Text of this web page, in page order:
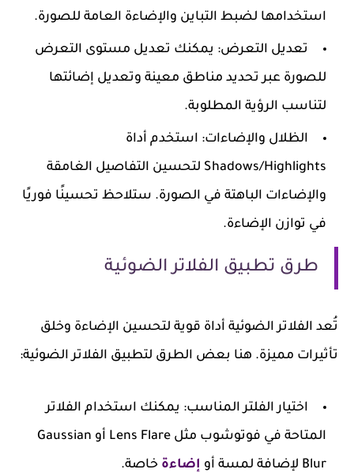
استخدامها لضبط التباين والإضاءة العامة للصورة.
تعديل التعرض: يمكنك تعديل مستوى التعرض
للصورة عبر تحديد مناطق معينة وتعديل إضائتها
لتناسب الرؤية المطلوبة.
الظلال والإضاءات: استخدم أداة
Shadows/Highlights لتحسين التفاصيل الغامقة
والإضاءات الباهتة في الصورة. ستلاحظ تحسينًا فوريًا
في توازن الإضاءة.
طرق تطبيق الفلاتر الضوئية
تُعد الفلاتر الضوئية أداة قوية لتحسين الإضاءة وخلق
تأثيرات مميزة. هنا بعض الطرق لتطبيق الفلاتر الضوئية:
اختيار الفلتر المناسب: يمكنك استخدام الفلاتر
المتاحة في فوتوشوب مثل Lens Flare أو Gaussian
Blur لإضافة لمسة أو
إضاءة خاصة.